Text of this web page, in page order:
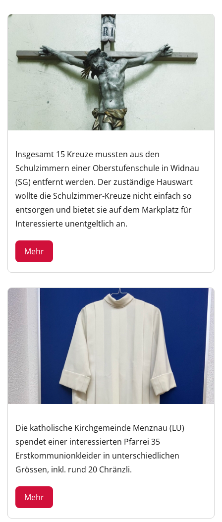
Insgesamt 15 Kreuze mussten aus den
Schulzimmern einer Oberstufenschule in Widnau
(SG) entfernt werden. Der zuständige Hauswart
wollte die Schulzimmer-Kreuze nicht einfach so
entsorgen und bietet sie auf dem Markplatz für
Interessierte unentgeltlich an.
Mehr
Die katholische Kirchgemeinde Menznau (LU)
spendet einer interessierten Pfarrei 35
Erstkommunionkleider in unterschiedlichen
Grössen, inkl. rund 20 Chränzli.
Mehr